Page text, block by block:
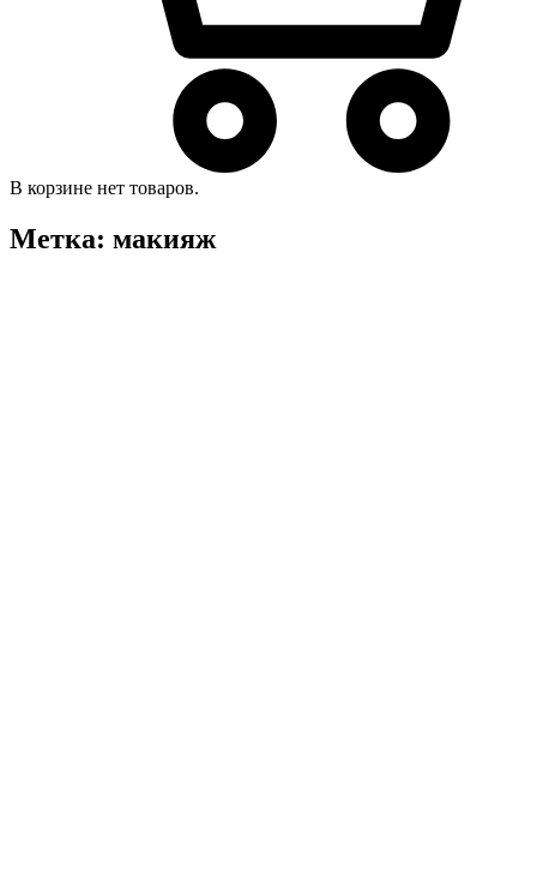
В корзине нет товаров.
Метка: макияж